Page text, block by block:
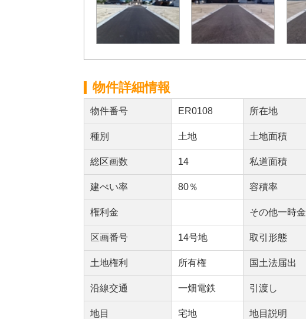
物件詳細情報
物件番号 ER0108 所在地
種別 土地 土地面積
総区画数 14 私道面積
建ぺい率 80％ 容積率
権利金 その他一時金
区画番号 14号地 取引形態
土地権利 所有権 国土法届出
沿線交通 一畑電鉄 引渡し
地目 宅地 地目説明